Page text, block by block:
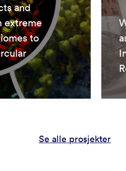
and
extreme
to
Se alle prosjekter